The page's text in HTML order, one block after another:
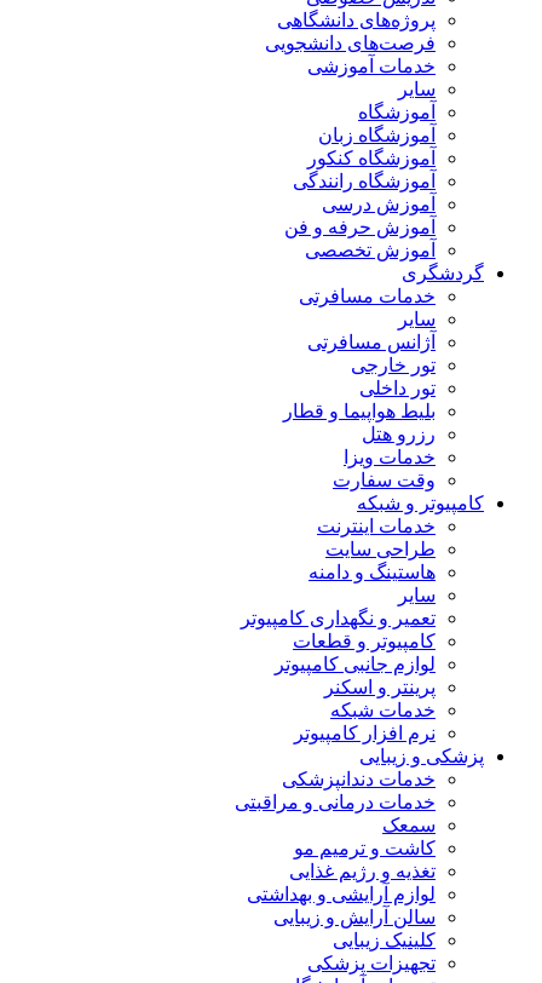
پروژه‌های دانشگاهی
فرصت‌های دانشجویی
خدمات آموزشی
سایر
آموزشگاه
آموزشگاه زبان
آموزشگاه کنکور
آموزشگاه رانندگی
آموزش درسی
آموزش حرفه و فن
آموزش تخصصی
گردشگری
خدمات مسافرتی
سایر
آژانس مسافرتی
تور خارجی
تور داخلی
بلیط هواپیما و قطار
رزرو هتل
خدمات ویزا
وقت سفارت
کامپیوتر و شبکه
خدمات اینترنت
طراحی سایت
هاستینگ و دامنه
سایر
تعمیر و نگهداری کامپیوتر
کامپیوتر و قطعات
لوازم جانبی کامپیوتر
پرینتر و اسکنر
خدمات شبکه
نرم افزار کامپیوتر
پزشکی و زیبایی
خدمات دندانپزشکی
خدمات درمانی و مراقبتی
سمعک
کاشت و ترمیم مو
تغذیه و رژیم غذایی
لوازم آرایشی و بهداشتی
سالن آرایش و زیبایی
کلینیک زیبایی
تجهیزات پزشکی